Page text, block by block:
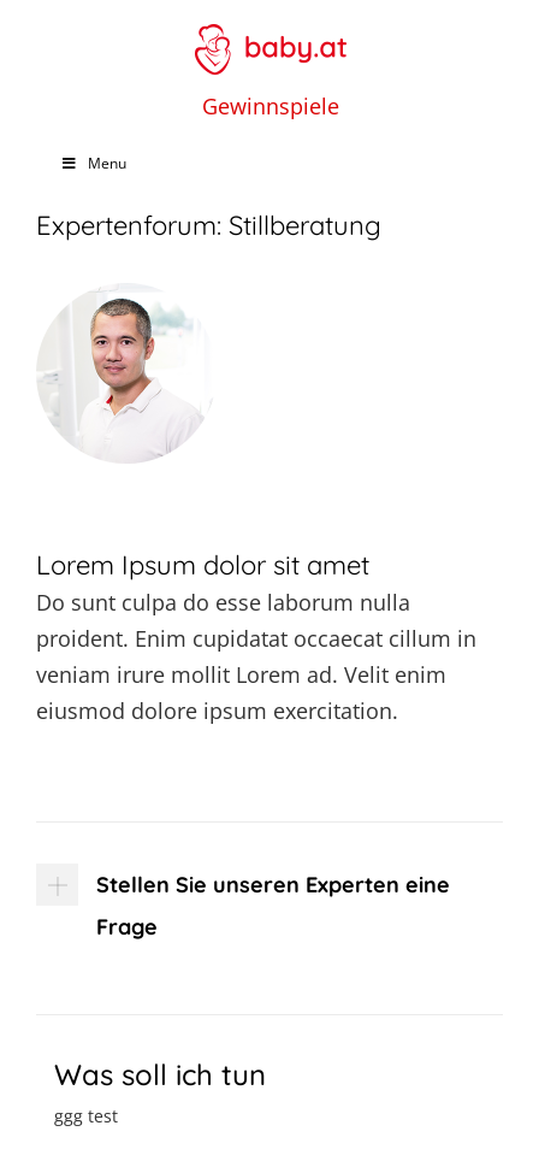
Gewinnspiele
Menu
Expertenforum: Stillberatung
Lorem Ipsum dolor sit amet
Do sunt culpa do esse laborum nulla
proident. Enim cupidatat occaecat cillum in
veniam irure mollit Lorem ad. Velit enim
eiusmod dolore ipsum exercitation.
Stellen Sie unseren Experten eine
Frage
Was soll ich tun
ggg test